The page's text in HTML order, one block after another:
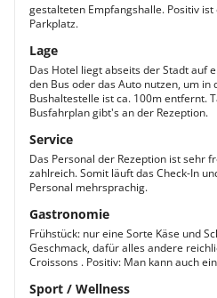
gestalteten Empfangshalle. Positiv
Parkplatz.
Lage
Das Hotel liegt abseits der Stadt auf
den Bus oder das Auto nutzen, um in
Bushaltestelle ist ca. 100m entfernt.
Busfahrplan gibt's an der Rezeption.
Service
Das Personal der Rezeption ist sehr
zahlreich. Somit läuft das Check-In
Personal mehrsprachig.
Gastronomie
Frühstück: nur eine Sorte Käse und
Geschmack, dafür alles andere
Croissons . Positiv: Man kann auch
Sport / Wellness